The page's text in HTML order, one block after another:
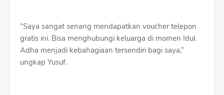
“Saya sangat senang mendapatkan voucher telepon
gratis ini. Bisa menghubungi keluarga di momen Idul
Adha menjadi kebahagiaan tersendiri bagi saya,”
ungkap Yusuf.